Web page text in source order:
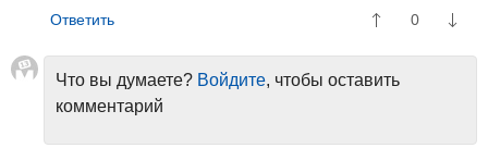
0
Что вы думаете? Войдите, чтобы оставить
комментарий